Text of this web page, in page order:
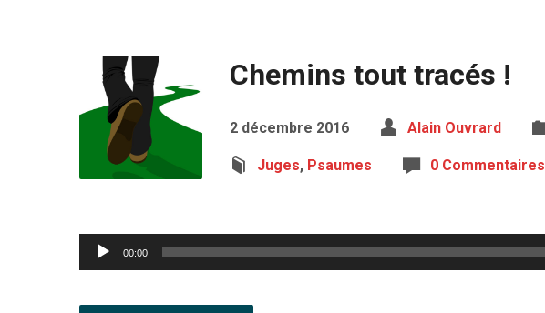
Chemins tout tracés !
2 décembre 2016 Alain Ouvrard
Juges, Psaumes 0 Commentaires
Lecteur
audio
00:00